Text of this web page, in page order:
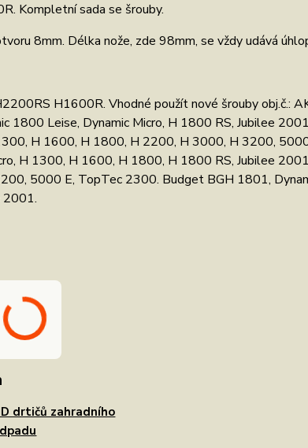
Kompletní sada se šrouby.
8mm. Délka nože, zde 98mm, se vždy udává
H1600R. Vhodné použít nové šrouby obj.č.:
1800 Leise, Dynamic Micro, H 1800 RS, Jubilee
H 1600, H 1800, H 2200, H 3000, H 3200,
H 1300, H 1600, H 1800, H 1800 RS, Jubilee
5000 E, TopTec 2300. Budget BGH 1801,
2001.
drtičů zahradního